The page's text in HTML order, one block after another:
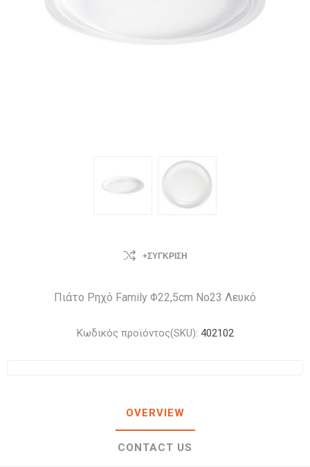
+ΣΎΓΚΡΙΣΗ
Πιάτο Ρηχό Family Φ22,5cm Νο23 Λευκό
Κωδικός προϊόντος(SKU): 402102
OVERVIEW
CONTACT US